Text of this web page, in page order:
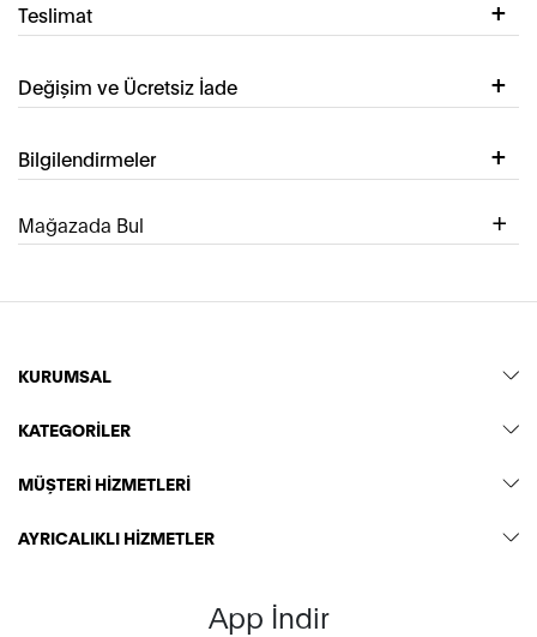
Teslimat
Değişim ve Ücretsiz İade
Bilgilendirmeler
Mağazada Bul
KURUMSAL
KATEGORİLER
MÜŞTERİ HİZMETLERİ
AYRICALIKLI HİZMETLER
App İndir